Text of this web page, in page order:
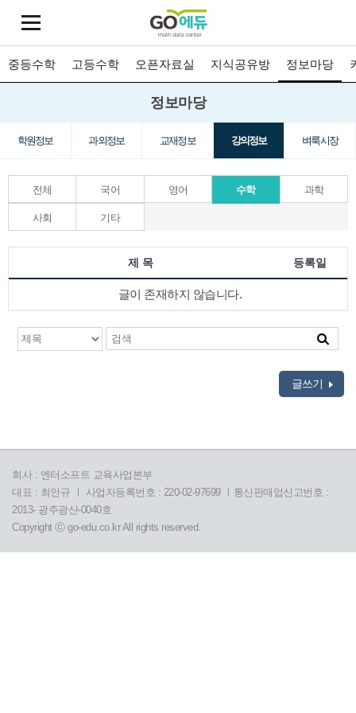
중등수학 고등수학 오픈자료실 지식공유방 정보마당
정보마당
학원정보 과외정보 교재정보 강의정보 벼룩시장
전체 국어 영어 수학 과학
사회 기타
제 목 등록일
글이 존재하지 않습니다.
글쓰기
회사 : 엔터소프트 교육사업본부
대표 : 최안규 ㅣ 사업자등록번호 : 220-02-97699 ㅣ통신판매업신고번호 :
2013- 광주광산-0040호
Copyright ⓒ go-edu.co.kr All rights reserved.